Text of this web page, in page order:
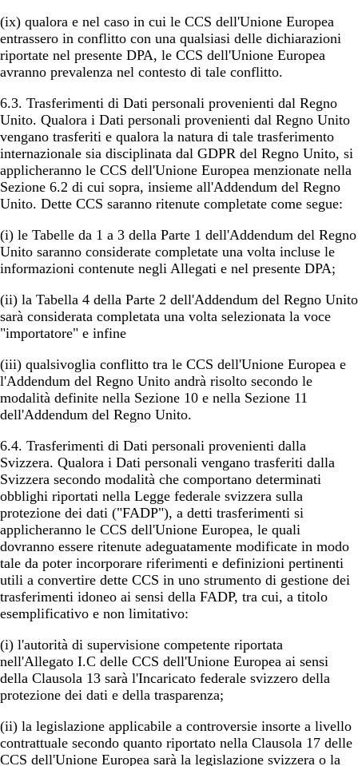
(ix) qualora e nel caso in cui le CCS dell'Unione Europea
entrassero in conflitto con una qualsiasi delle dichiarazioni
riportate nel presente DPA, le CCS dell'Unione Europea
avranno prevalenza nel contesto di tale conflitto.
6.3. Trasferimenti di Dati personali provenienti dal Regno
Unito. Qualora i Dati personali provenienti dal Regno Unito
vengano trasferiti e qualora la natura di tale trasferimento
internazionale sia disciplinata dal GDPR del Regno Unito, si
applicheranno le CCS dell'Unione Europea menzionate nella
Sezione 6.2 di cui sopra, insieme all'Addendum del Regno
Unito. Dette CCS saranno ritenute completate come segue:
(i) le Tabelle da 1 a 3 della Parte 1 dell'Addendum del Regno
Unito saranno considerate completate una volta incluse le
informazioni contenute negli Allegati e nel presente DPA;
(ii) la Tabella 4 della Parte 2 dell'Addendum del Regno Unito
sarà considerata completata una volta selezionata la voce
"importatore" e infine
(iii) qualsivoglia conflitto tra le CCS dell'Unione Europea e
l'Addendum del Regno Unito andrà risolto secondo le
modalità definite nella Sezione 10 e nella Sezione 11
dell'Addendum del Regno Unito.
6.4. Trasferimenti di Dati personali provenienti dalla
Svizzera. Qualora i Dati personali vengano trasferiti dalla
Svizzera secondo modalità che comportano determinati
obblighi riportati nella Legge federale svizzera sulla
protezione dei dati ("FADP"), a detti trasferimenti si
applicheranno le CCS dell'Unione Europea, le quali
dovranno essere ritenute adeguatamente modificate in modo
tale da poter incorporare riferimenti e definizioni pertinenti
utili a convertire dette CCS in uno strumento di gestione dei
trasferimenti idoneo ai sensi della FADP, tra cui, a titolo
esemplificativo e non limitativo:
(i) l'autorità di supervisione competente riportata
nell'Allegato I.C delle CCS dell'Unione Europea ai sensi
della Clausola 13 sarà l'Incaricato federale svizzero della
protezione dei dati e della trasparenza;
(ii) la legislazione applicabile a controversie insorte a livello
contrattuale secondo quanto riportato nella Clausola 17 delle
CCS dell'Unione Europea sarà la legislazione svizzera o la